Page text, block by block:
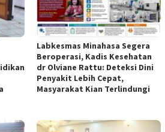
Labkesmas Minahasa Segera
Beroperasi, Kadis Kesehatan
dr Olviane Rattu: Deteksi Dini
Penyakit Lebih Cepat,
Masyarakat Kian Terlindungi